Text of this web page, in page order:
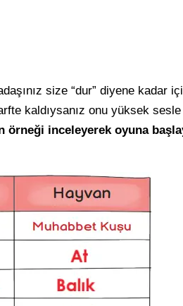
size “dur” diyene kadar
kaldıysanız onu yüksek
örneği inceleyerek oyuna